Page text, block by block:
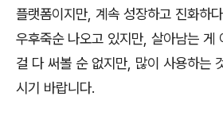
플랫폼이지만, 계속 성장하고 진화하
우후죽순 나오고 있지만, 살아남는 게
걸 다 써볼 순 없지만, 많이 사용하는
시기 바랍니다.